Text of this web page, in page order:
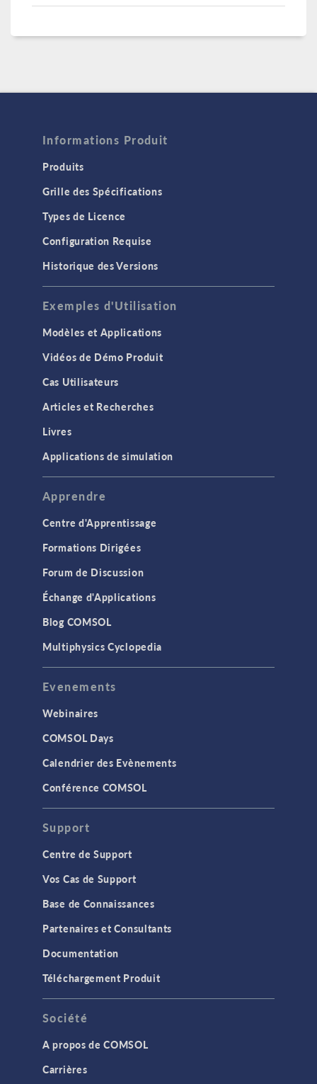
Informations Produit
Produits
Grille des Spécifications
Types de Licence
Configuration Requise
Historique des Versions
Exemples d'Utilisation
Modèles et Applications
Vidéos de Démo Produit
Cas Utilisateurs
Articles et Recherches
Livres
Applications de simulation
Apprendre
Centre d'Apprentissage
Formations Dirigées
Forum de Discussion
Échange d'Applications
Blog COMSOL
Multiphysics Cyclopedia
Evenements
Webinaires
COMSOL Days
Calendrier des Evènements
Conférence COMSOL
Support
Centre de Support
Vos Cas de Support
Base de Connaissances
Partenaires et Consultants
Documentation
Téléchargement Produit
Société
A propos de COMSOL
Carrières